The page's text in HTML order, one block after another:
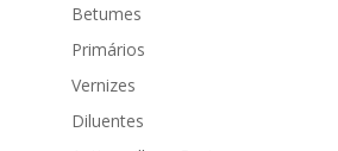
Betumes
Primários
Vernizes
Diluentes